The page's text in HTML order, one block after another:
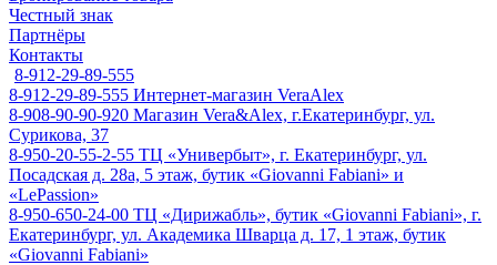
Честный знак
Партнёры
Контакты
8-912-29-89-555
8-912-29-89-555 Интернет-магазин VeraAlex
8-908-90-90-920 Магазин Vera&Alex, г.Екатеринбург, ул.
Сурикова, 37
8-950-20-55-2-55 ТЦ «Универбыт», г. Екатеринбург, ул.
Посадская д. 28а, 5 этаж, бутик «Giovanni Fabiani» и
«LePassion»
8-950-650-24-00 ТЦ «Дирижабль», бутик «Giovanni Fabiani», г.
Екатеринбург, ул. Академика Шварца д. 17, 1 этаж, бутик
«Giovanni Fabiani»